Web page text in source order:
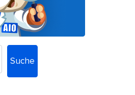
Suche